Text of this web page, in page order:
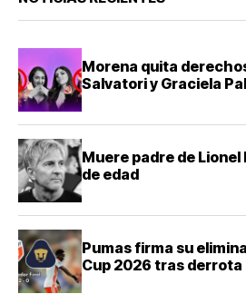
Morena quita
Salvatori y Graciela
Muere padre de Lionel
de edad
Pumas firma su
Cup 2026 tras